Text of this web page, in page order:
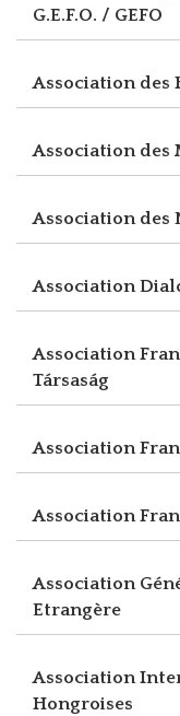
G.E.F.O. / GEFO
Association des
Association des
Association des
Association
Association
Társaság
Association
Association
Association
Etrangère
Association
Hongroises